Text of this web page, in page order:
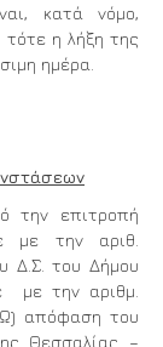
κατά νόμο,
η λήξη της
ημέρα.
την επιτροπή
με την αριθ.
Δ.Σ. του Δήμου
με την αριθμ.
απόφαση του
Θεσσαλίας –